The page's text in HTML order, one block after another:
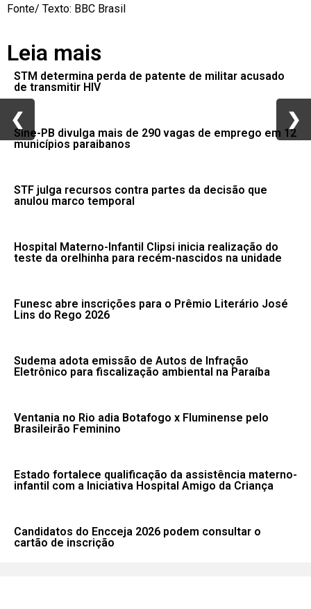
Fonte/ Texto: BBC Brasil
Leia mais
STM determina perda de patente de militar acusado
de transmitir HIV
Sine-PB divulga mais de 290 vagas de emprego em 12
municípios paraibanos
STF julga recursos contra partes da decisão que
anulou marco temporal
Hospital Materno-Infantil Clipsi inicia realização do
teste da orelhinha para recém-nascidos na unidade
Funesc abre inscrições para o Prêmio Literário José
Lins do Rego 2026
Sudema adota emissão de Autos de Infração
Eletrônico para fiscalização ambiental na Paraíba
Ventania no Rio adia Botafogo x Fluminense pelo
Brasileirão Feminino
Estado fortalece qualificação da assistência materno-
infantil com a Iniciativa Hospital Amigo da Criança
Candidatos do Encceja 2026 podem consultar o
cartão de inscrição
❮ ❯
❮ ❯